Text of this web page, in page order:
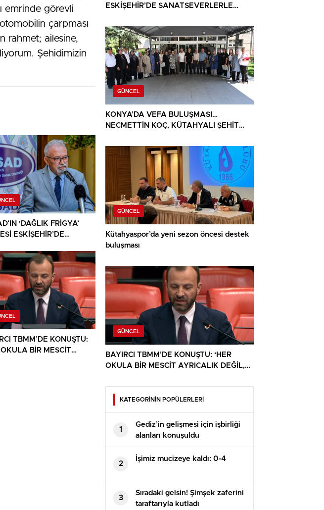
emrinde görevli
çarpması
rahmet; ailesine,
Şehidimizin
‘DAĞLIK FRİGYA’
ESKİŞEHİR’DE
TBMM’DE KONUŞTU:
OKULA BİR MESCİT
ESKİŞEHİR’DE SANATSEVERLERLE
GÜNCEL
KONYA’DA VEFA BULUŞMASI…
NECMETTİN KOÇ, KÜTAHYALI ŞEHİT
GÜNCEL
Kütahyaspor’da yeni sezon öncesi destek
buluşması
GÜNCEL
BAYIRCI TBMM’DE KONUŞTU: ‘HER
OKULA BİR MESCİT AYRICALIK DEĞİL,
KATEGORİNİN POPÜLERLERİ
1
Gediz’in gelişmesi için işbirliği
alanları konuşuldu
2
İşimiz mucizeye kaldı: 0-4
3
Sıradaki gelsin! Şimşek zaferini
taraftarıyla kutladı